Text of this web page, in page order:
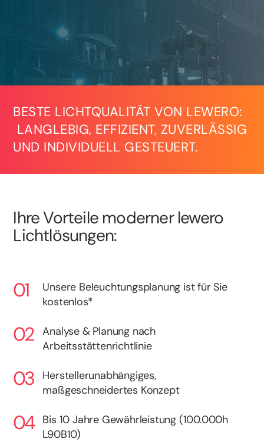
BESTE LICHTQUALITÄT VON LEWERO:
LANGLEBIG, EFFIZIENT, ZUVERLÄSSIG
UND INDIVIDUELL GESTEUERT.
Ihre Vorteile moderner lewero
Lichtlösungen:
Unsere Beleuchtungsplanung ist für Sie
kostenlos*
Analyse & Planung nach
Arbeitsstättenrichtlinie
Herstellerunabhängiges,
maßgeschneidertes Konzept
Bis 10 Jahre Gewährleistung (100.000h
L90B10)